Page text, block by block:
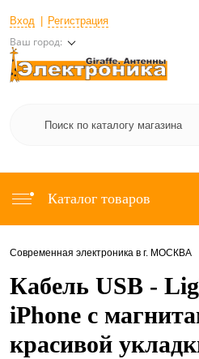
Вход Регистрация
Ваш город:
Каталог товаров
Современная электроника в г. МОСКВА
Кабель USB -
iPhone с
красивой